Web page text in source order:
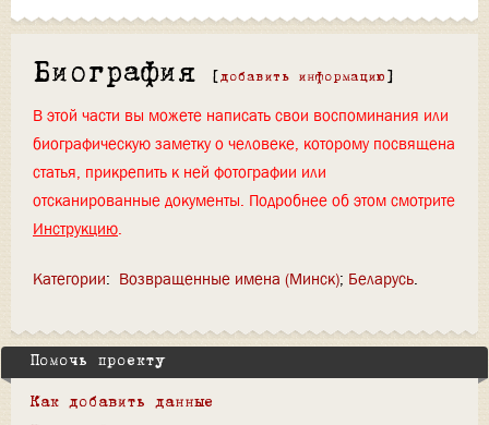
Биография [ добавить информацию ]
В этой части вы можете написать свои воспоминания или
биографическую заметку о человеке, которому посвящена
статья, прикрепить к ней фотографии или
отсканированные документы. Подробнее об этом смотрите
Инструкцию.
Категории: Возвращенные имена (Минск) Беларусь
Помочь проекту
Как добавить данные